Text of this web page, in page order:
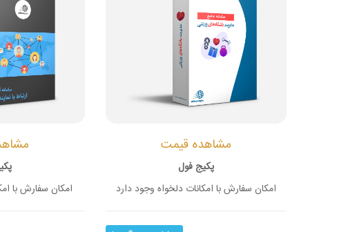
مشاهده قیمت
پکیج فول
امکان سفارش با امکانات دلخواه وجود دارد
امکان سفارش با